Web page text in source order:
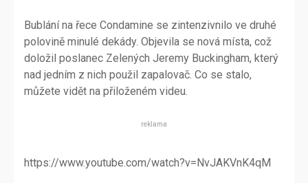
Bublání na řece Condamine se zintenzivnilo ve druhé
polovině minulé dekády. Objevila se nová místa, což
doložil poslanec Zelených Jeremy Buckingham, který
nad jedním z nich použil zapalovač. Co se stalo,
můžete vidět na přiloženém videu.
reklama
https://www.youtube.com/watch?v=NvJAKVnK4qM